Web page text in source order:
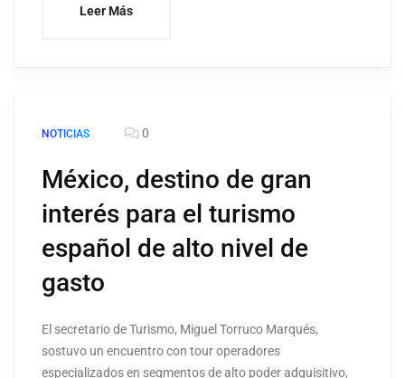
Leer Más
NOTICIAS 0
México, destino de gran
interés para el turismo
español de alto nivel de
gasto
El secretario de Turismo, Miguel Torruco Marqués,
sostuvo un encuentro con tour operadores
especializados en segmentos de alto poder adquisitivo,